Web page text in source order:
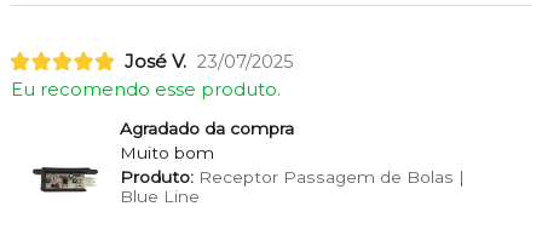
José V. 23/07/2025
Eu recomendo esse produto.
Agradado da compra
Muito bom
Produto:Receptor Passagem de Bolas |
Blue Line